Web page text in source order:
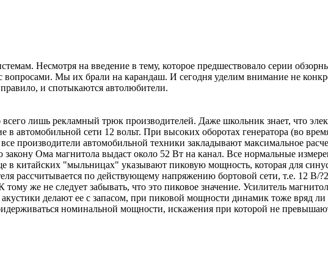
Несмотря на введение в тему, которое предшествовало серии
Мы их брали на карандаш. И сегодня уделим внимание не
и спотыкаются автолюбители.
лишь рекламный трюк производителей. Даже школьник знает, что
автомобильной сети 12 вольт. При высоких оборотах генератора (во
производители автомобильной техники закладывают максимальное
Ома магнитола выдаст около 52 Вт на канал. Все нормальные
китайских "мыльницах" указывают пиковую мощность, которая для
рассчитывается по действующему напряжению бортовой сети, т.е. 12 В/
же не следует забывать, что это пиковое значение. Усилитель
делают ее с запасом, при пиковой мощности динамик тоже вряд
номинальной мощности, искажения при которой не